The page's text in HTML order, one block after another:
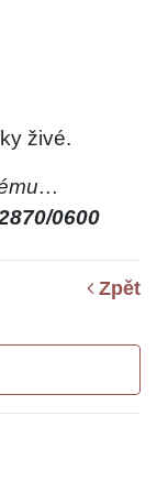
živé.
0600
Zpět